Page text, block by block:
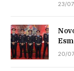
23/
20/